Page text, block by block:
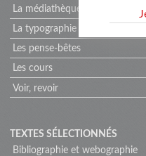
La médiathèque
La typographie
Les pense-bêtes
Les cours
Voir, revoir
TEXTES SÉLECTIONNÉS
Bibliographie et webographie